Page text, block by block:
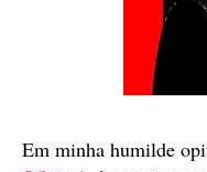
Em minha humilde